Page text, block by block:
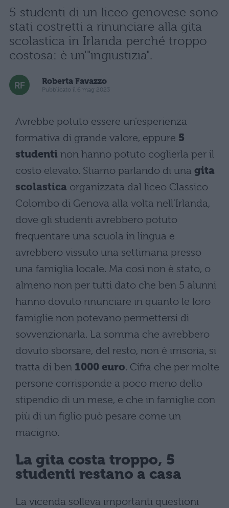
5 studenti di un liceo genovese sono
stati costretti a rinunciare alla gita
scolastica in Irlanda perché troppo
costosa: è un'"ingiustizia".
Roberta Favazzo
Pubblicato il 6 mag 2023
Avrebbe potuto essere un’esperienza
formativa di grande valore, eppure 5
studenti non hanno potuto coglierla per il
costo elevato. Stiamo parlando di una gita
scolastica organizzata dal liceo Classico
Colombo di Genova alla volta nell’Irlanda,
dove gli studenti avrebbero potuto
frequentare una scuola in lingua e
avrebbero vissuto una settimana presso
una famiglia locale. Ma così non è stato, o
almeno non per tutti dato che ben 5 alunni
hanno dovuto rinunciare in quanto le loro
famiglie non potevano permettersi di
sovvenzionarla. La somma che avrebbero
dovuto sborsare, del resto, non è irrisoria, si
tratta di ben 1000 euro. Cifra che per molte
persone corrisponde a poco meno dello
stipendio di un mese, e che in famiglie con
più di un figlio può pesare come un
macigno.
La gita costa troppo, 5
studenti restano a casa
La vicenda solleva importanti questioni